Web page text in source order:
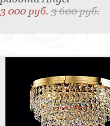
3 000 руб.3 600 руб.